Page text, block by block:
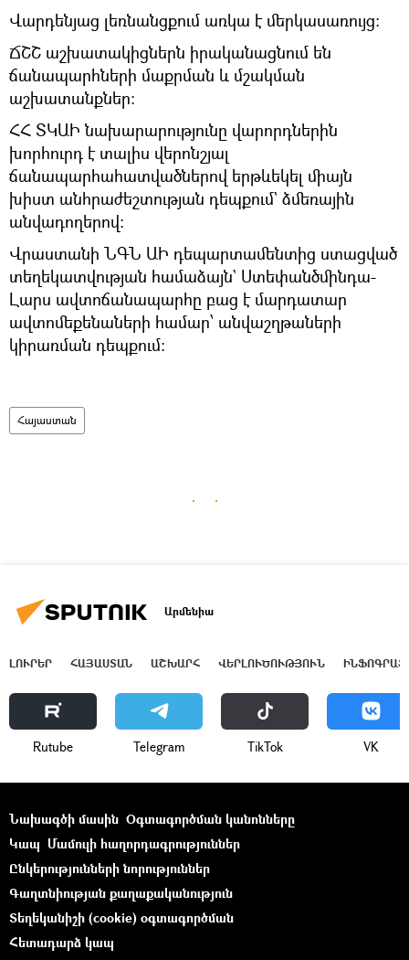
Վարդենյաց լեռնանցքում առկա է մերկասառույց:
ՃՇՇ աշխատակիցներն իրականացնում են
ճանապարհների մաքրման և մշակման
աշխատանքներ:
ՀՀ ՏԿԱԻ նախարարությունը վարորդներին
խորհուրդ է տալիս վերոնշյալ
ճանապարհահատվածներով երթևեկել միայն
խիստ անհրաժեշտության դեպքում` ձմեռային
անվադողերով:
Վրաստանի ՆԳՆ ԱԻ դեպարտամենտից ստացված
տեղեկատվության համաձայն` Ստեփանծմինդա-
Լարս ավտոճանապարհը բաց է մարդատար
ավտոմեքենաների համար՝ անվաշղթաների
կիրառման դեպքում:
Հայաստան
Արմենիա
ԼՈՒՐԵՐ ՀԱՅԱՍՏԱՆ ԱՇԽԱՐՀ ՎԵՐԼՈՒԾՈՒԹՅՈՒՆ
Rutube Telegram ТikТоk VK
Նախագծի մասին Օգտագործման կանոնները
Կապ Մամուլի հաղորդագրություններ
Ընկերությունների նորություններ
Գաղտնիության քաղաքականություն
Տեղեկանիշի (cookie) օգտագործման
Հետադարձ կապ